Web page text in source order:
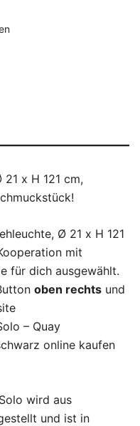
x H 121 cm,
Ø 21 x H 121
mit
für dich ausgewählt.
oben rechts und
– Quay
online kaufen
wird aus
und ist in